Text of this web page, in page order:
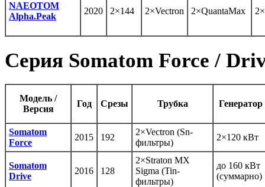
NAEOTOM
Alpha.Peak
2020 2×144 2×Vectron 2×QuantaMax
Серия Somatom Force /
Модель /
Версия
Год Срезы Трубка Генератор
Somatom
Force
2015 192
2×Vectron (Sn-
фильтры)
2×120 кВт
Somatom
Drive
2016 128
2×Straton MX
Sigma (Tin-
фильтры)
до 160 кВт
(суммарно)